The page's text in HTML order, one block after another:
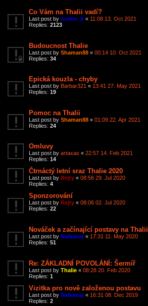
Co Vám na Thalii vadí?
Last post by nomis_b « 11:08 13. Oct 2021
Replies: 2123
Budoucnost Thalie
Last post by Shaman88 « 00:14 10. Oct 2021
Replies: 34
Epická kouzla - chyby
Last post by Barbar321 « 13:41 27. May 2021
Replies: 19
Pomoc na Thalii
Last post by Shaman88 « 01:09 22. Apr 2021
Replies: 24
Omluvy
Last post by artaxas « 22:57 14. Feb 2021
Replies: 14
Čtrnáctý letní sraz Thalie 2020
Last post by Rejty « 08:56 29. Jul 2020
Replies: 4
Sponzorování
Last post by Rejty « 08:06 02. Jul 2020
Replies: 22
Nováček a začínající postavy na Thalii
Last post by Nalkanar« 17:31 11. May 2020
Replies: 51
Re: ZÁKLADNÍ POVOLÁNÍ: Šermíř
Last post by Thalie « 08:28 20. Feb 2020
Replies: 1
Vizitka pro nově založenou postavu
Last post by Nalkanar« 16:31 08. Dec 2019
Replies: 2